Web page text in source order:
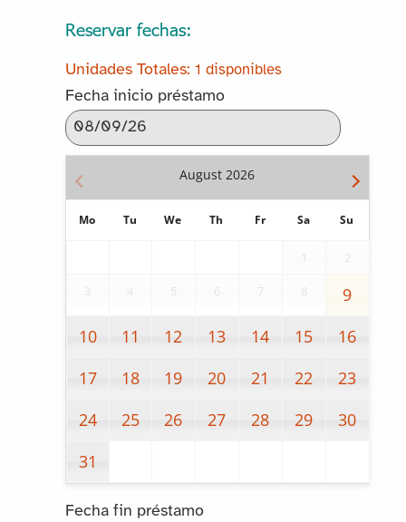
Reservar fechas:
1 disponibles
Fecha inicio préstamo
August 2026
Mo Tu We Th Fr Sa Su
2
3 4 5 6 7 8
9
10
11 12 13 14 15
16
17
18 19 20 21 22
23
24
25 26 27 28 29
30
31
Fecha fin préstamo